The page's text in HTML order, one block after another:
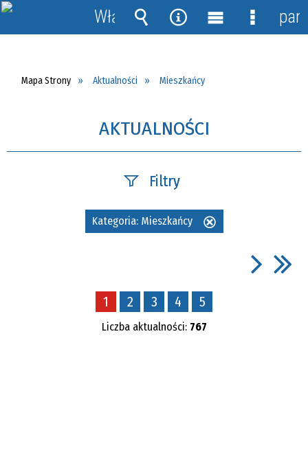
Mapa Strony Aktualności Mieszkańcy
AKTUALNOŚCI
Filtry
Szukana fraza
—
Kategoria
Kategoria: Mieszkańcy
1 2 3 4 5
Liczba aktualności: 767
Włącz
powiadomienia
Wyszukiwarka
Narzędzia
MenuMenu